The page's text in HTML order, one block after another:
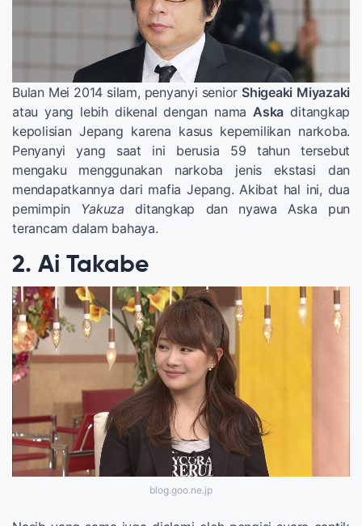
Bulan Mei 2014 silam, penyanyi senior Shigeaki Miyazaki
atau yang lebih dikenal dengan nama Aska ditangkap
kepolisian Jepang karena kasus kepemilikan narkoba.
Penyanyi yang saat ini berusia 59 tahun tersebut
mengaku menggunakan narkoba jenis ekstasi dan
mendapatkannya dari mafia Jepang. Akibat hal ini, dua
pemimpin Yakuza ditangkap dan nyawa Aska pun
terancam dalam bahaya.
2. Ai Takabe
blog.goo.ne.jp